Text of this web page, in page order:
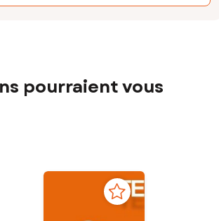
pourraient vous